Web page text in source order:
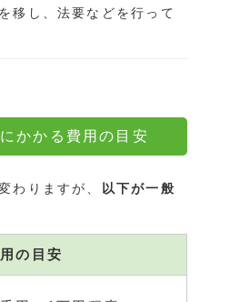
移し、法要などを行って
かかる費用の目安
わりますが、 以下が一般
の目安